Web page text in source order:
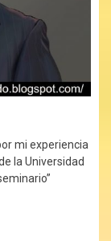
mi experiencia
la Universidad